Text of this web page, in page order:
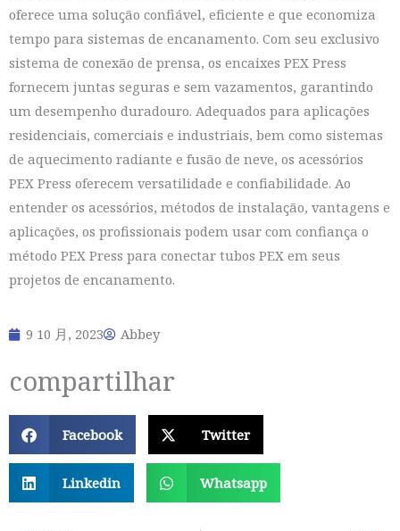
oferece uma solução confiável, eficiente e que economiza
tempo para sistemas de encanamento. Com seu exclusivo
sistema de conexão de prensa, os encaixes PEX Press
fornecem juntas seguras e sem vazamentos, garantindo
um desempenho duradouro. Adequados para aplicações
residenciais, comerciais e industriais, bem como sistemas
de aquecimento radiante e fusão de neve, os acessórios
PEX Press oferecem versatilidade e confiabilidade. Ao
entender os acessórios, métodos de instalação, vantagens e
aplicações, os profissionais podem usar com confiança o
método PEX Press para conectar tubos PEX em seus
projetos de encanamento.
9 10 月, 2023 Abbey
compartilhar
Facebook Twitter
Linkedin Whatsapp